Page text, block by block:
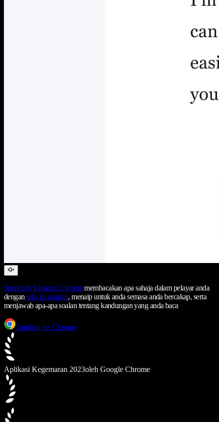
Speechify Ekstensi Chromemembacakan apa sahaja dalam pelayar anda
denganteks ke ucapan, menaip untuk anda semasa anda bercakap, serta
menjawab apa-apa soalan tentang kandungan yang anda baca
Tambah ke Chrome
Aplikasi Kegemaran 2023oleh Google Chrome